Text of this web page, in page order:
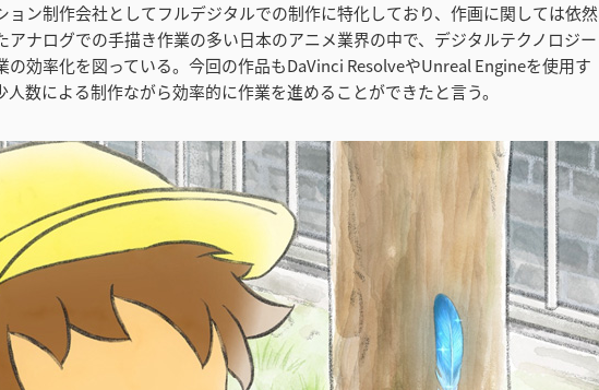
ョン制作会社としてフルデジタルでの制作に特化しており、作画に関しては依然
アナログでの手描き作業の多い日本のアニメ業界の中で、デジタルテクノロジー
の効率化を図っている。今回の作品もDaVinci ResolveやUnreal Engineを使用す
人数による制作ながら効率的に作業を進めることができたと言う。